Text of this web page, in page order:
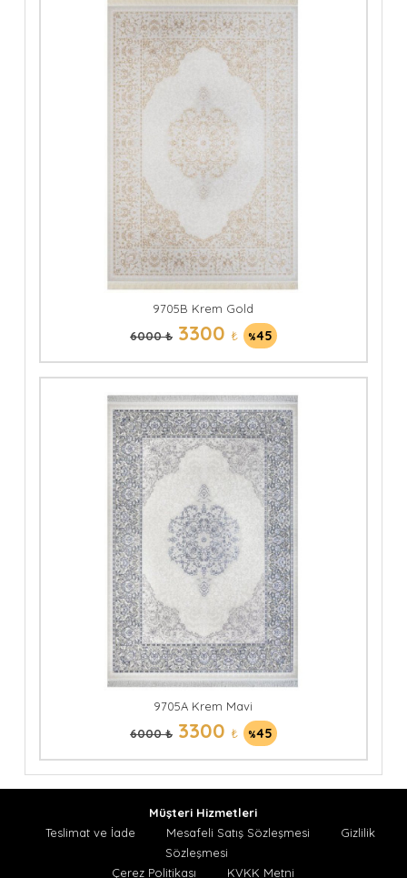
9705B Krem Gold
6000 ₺3300 ₺ %45
9705A Krem Mavi
6000 ₺3300 ₺ %45
Müşteri Hizmetleri
Teslimat ve İade
Mesafeli Satış Sözleşmesi
Gizlilik
Sözleşmesi
Çerez Politikası
KVKK Metni